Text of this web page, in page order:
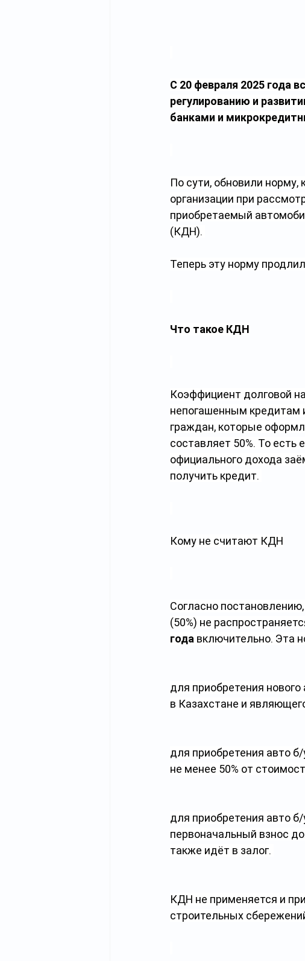
С 20 февраля 2025 года
регулированию и
банками и
По сути, обновили
организации при
приобретаемый
(КДН).
Теперь эту норму
Что такое КДН
Коэффициент долговой
непогашенным
граждан, которые
составляет 50%. То
официального дохода
получить кредит.
Кому не считают КДН
Согласно
(50%) не
года включительно. Эта
для приобретения
в Казахстане и
для приобретения авто
не менее 50% от
для приобретения авто
первоначальный взнос
также идёт в залог.
КДН не применяется и
строительных